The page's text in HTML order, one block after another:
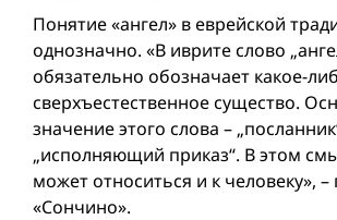
Понятие «ангел» в еврейской
однозначно. «В иврите слово
обязательно обозначает какое-
сверхъестественное существо.
значение этого слова –
„исполняющий приказ“. В этом
может относиться и к человеку», –
«Сончино».